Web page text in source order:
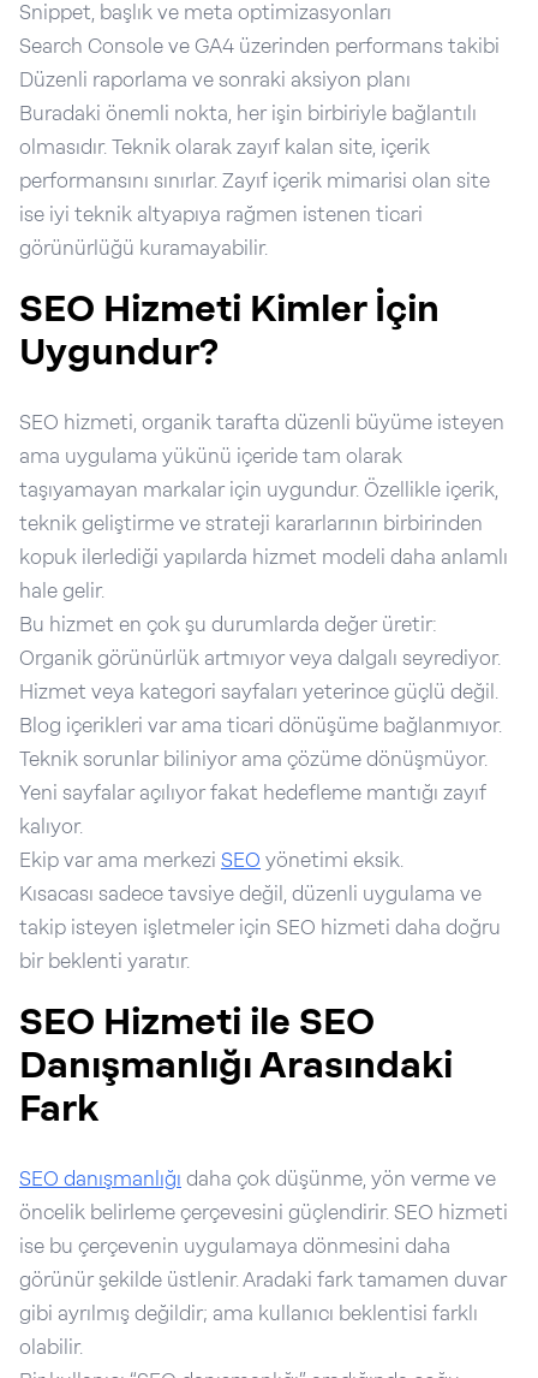
Snippet, başlık ve meta optimizasyonları
Search Console ve GA4 üzerinden performans takibi
Düzenli raporlama ve sonraki aksiyon planı
Buradaki önemli nokta, her işin birbiriyle bağlantılı
olmasıdır. Teknik olarak zayıf kalan site, içerik
performansını sınırlar. Zayıf içerik mimarisi olan site
ise iyi teknik altyapıya rağmen istenen ticari
görünürlüğü kuramayabilir.
SEO Hizmeti Kimler İçin
Uygundur?
SEO hizmeti, organik tarafta düzenli büyüme isteyen
ama uygulama yükünü içeride tam olarak
taşıyamayan markalar için uygundur. Özellikle içerik,
teknik geliştirme ve strateji kararlarının birbirinden
kopuk ilerlediği yapılarda hizmet modeli daha anlamlı
hale gelir.
Bu hizmet en çok şu durumlarda değer üretir:
Organik görünürlük artmıyor veya dalgalı seyrediyor.
Hizmet veya kategori sayfaları yeterince güçlü değil.
Blog içerikleri var ama ticari dönüşüme bağlanmıyor.
Teknik sorunlar biliniyor ama çözüme dönüşmüyor.
Yeni sayfalar açılıyor fakat hedefleme mantığı zayıf
kalıyor.
Ekip var ama merkezi SEO yönetimi eksik.
Kısacası sadece tavsiye değil, düzenli uygulama ve
takip isteyen işletmeler için SEO hizmeti daha doğru
bir beklenti yaratır.
SEO Hizmeti ile SEO
Danışmanlığı Arasındaki
Fark
SEO danışmanlığı daha çok düşünme, yön verme ve
öncelik belirleme çerçevesini güçlendirir. SEO hizmeti
ise bu çerçevenin uygulamaya dönmesini daha
görünür şekilde üstlenir. Aradaki fark tamamen duvar
gibi ayrılmış değildir; ama kullanıcı beklentisi farklı
olabilir.